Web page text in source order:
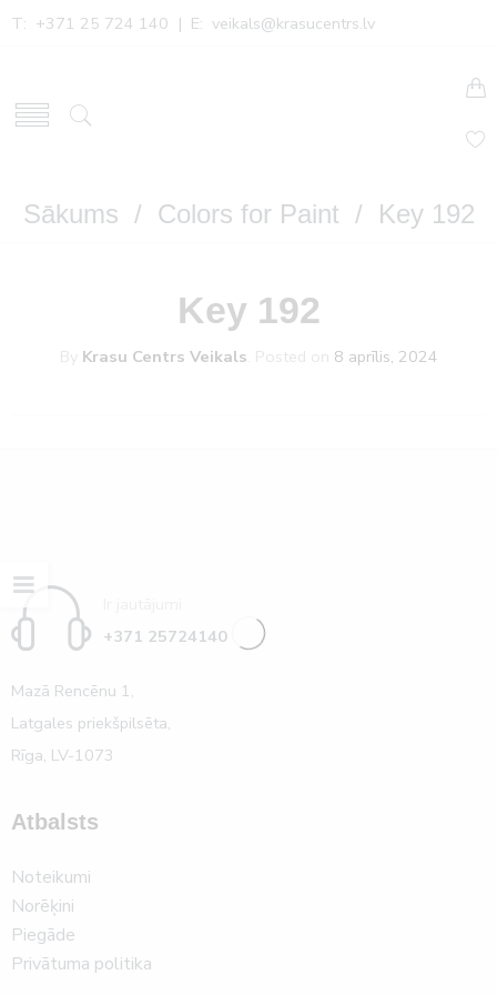
T: +371 25 724 140 | E: veikals@krasucentrs.lv
Sākums / Colors for Paint / Key 192
Key 192
By Krasu Centrs Veikals Posted on 8 aprīlis, 2024
+371 25724140
Mazā Rencēnu 1,
Latgales priekšpilsēta,
Rīga, LV-1073
Atbalsts
Noteikumi
Norēķini
Piegāde
Privātuma politika